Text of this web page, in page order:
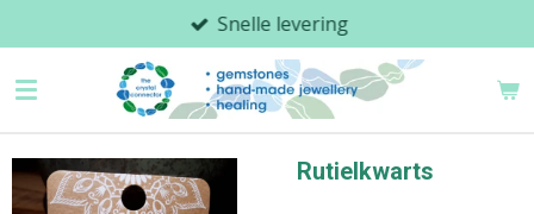
direct
naar
Snelle levering
Rutielkwarts